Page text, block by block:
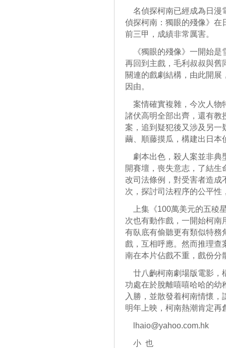
名偵探柯南已經成為日漫
偵探柯南：獨眼的殘像》在
前三甲，成績非常厲害。
《獨眼的殘像》一開始是
再回到主戲，毛利叔叔與舊
關連的戲劇結構，由此開展
因由。
案情確實複雜，今次人物
諸伏高明全部出齊，還有教
案，追到疑犯後又涉及另一
繭、順藤摸瓜，構建出日本
劇本出色，殺人案並非典
開賽壇，喪失意志，了結
改司法條例，對受害者造成
次，探討司法程序的公平性
上集《100萬美元的五稜
次也有動作戲，一開始柯南
有臥底有偷聽更有類似特務
戲，互相呼應。然而推理查
南在本片佔戲不重，戲份分
廿八齣柯南劇場版電影，
功處在於脫離嘻嘻哈哈的幼
入勝，並散發着柯南情懷
明年上映，柯南熱潮肯定再
lhaio@yahoo.com.hk
小 也